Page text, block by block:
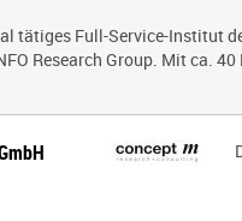
tätiges Full-Service-Institut
Research Group. Mit ca.